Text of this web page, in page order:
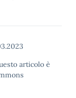
articolo è